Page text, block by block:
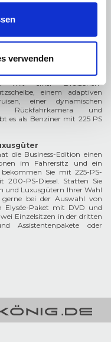
verwenden
Warner, die
Der sprintet in nur
Paris. In dieser prächtigen
mit einer Dreizonen-
einem adaptiven
einer dynamischen
Rückfahrkamera und
es als Benziner mit 225 PS
die Business-Edition einen
im Fahrersitz und ein
Sie mit 225-PS-
200-PS-Diesel. Statten Sie
und Luxusgütern Ihrer Wahl
bei der Auswahl von
Elysée-Paket mit DVD und
Einzelsitzen in der dritten
Assistentenpakete oder